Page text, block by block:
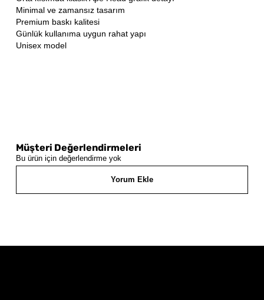
Minimal ve zamansız tasarım
Premium baskı kalitesi
Günlük kullanıma uygun rahat yapı
Unisex model
Müşteri Değerlendirmeleri
Bu ürün için değerlendirme yok
Yorum Ekle